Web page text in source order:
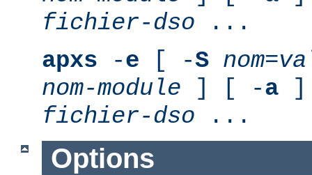
fichier-dso ...
apxs -e [ -S nom=
nom-module ] [ -a ]
fichier-dso ...
Options